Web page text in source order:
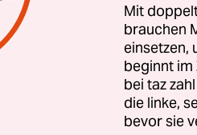
dienen vor
Japan hatten von
und ihr
UN-Resolutionen
, die je nach Bauart
Mit
brauchen
einsetzen,
beginnt im
bei taz
die linke,
bevor sie